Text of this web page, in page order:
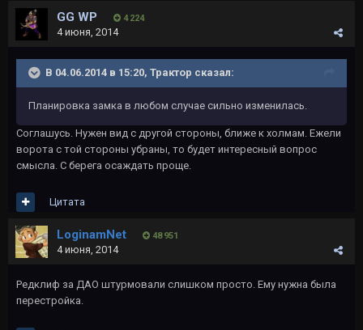
GG WP 4 224
4 июня, 2014
В 04.06.2014 в 15:20, Трактор сказал:
Планировка замка в любом случае сильно изменилась.
Соглашусь. Нужен вид с другой стороны, ближе к холмам. Ежели
ворота с той стороны убраны, то будет интересный вопрос
смысла. С берега осаждать проще.
Цитата
LoginamNet 48 951
4 июня, 2014
Редклиф за ДАО штурмовали слишком просто. Ему нужна была
перестройка.